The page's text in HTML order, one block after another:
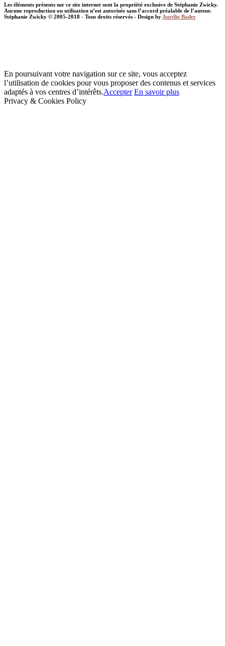
Les éléments présents sur ce site internet sont la propriété exclusive de Stéphanie Zwicky.
Aucune reproduction ou utilisation n’est autorisée sans l’accord préalable de l’auteur.
Stéphanie Zwicky © 2005-2018 - Tous droits réservés - Design byAurélie Bader
En poursuivant votre navigation sur ce site, vous acceptez
l’utilisation de cookies pour vous proposer des contenus et services
adaptés à vos centres d’intérêts.Accepter En savoir plus
Privacy & Cookies Policy